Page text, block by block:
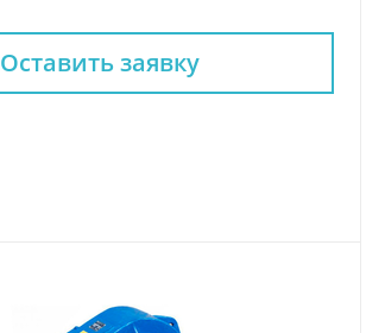
Оставить заявку